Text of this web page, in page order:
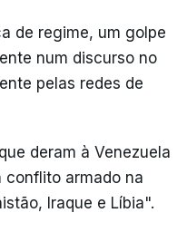
de regime, um golpe
num discurso no
pelas redes de
deram à Venezuela
conflito armado na
Iraque e Líbia".